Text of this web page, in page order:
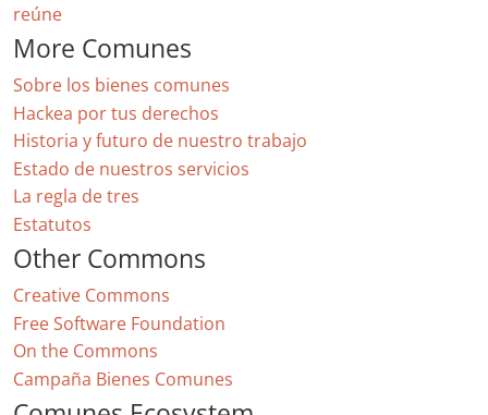
reúne
More Comunes
Sobre los bienes comunes
Hackea por tus derechos
Historia y futuro de nuestro trabajo
Estado de nuestros servicios
La regla de tres
Estatutos
Other Commons
Creative Commons
Free Software Foundation
On the Commons
Campaña Bienes Comunes